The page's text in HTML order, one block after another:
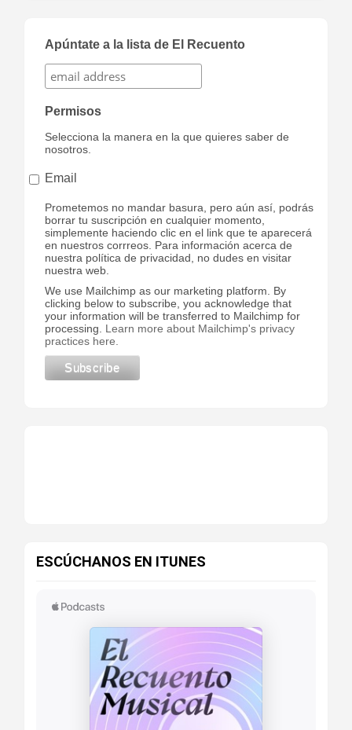
Apúntate a la lista de El Recuento
Permisos
Selecciona la manera en la que quieres saber de
nosotros.
Email
Prometemos no mandar basura, pero aún así, podrás
borrar tu suscripción en cualquier momento,
simplemente haciendo clic en el link que te aparecerá
en nuestros corrreos. Para información acerca de
nuestra política de privacidad, no dudes en visitar
nuestra web.
We use Mailchimp as our marketing platform. By
clicking below to subscribe, you acknowledge that
your information will be transferred to Mailchimp for
processing. Learn more about Mailchimp's privacy
practices here.
ESCÚCHANOS EN ITUNES